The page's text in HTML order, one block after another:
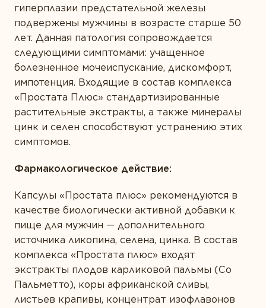
Поддержка здоровья ЖКТ
Правильное пищеварение
Спорт и фитнес
ТИПЫ ПРОДУКТА
Белки и аминокислоты
Витамины
Коэнзим
Минералы
Пробиотики
Растения
Ферменты
гиперплазии предстательной железы
подвержены мужчины в возрасте старше 50
лет. Данная патология сопровождается
следующими симптомами: учащенное
болезненное мочеиспускание, дискомфорт,
импотенция. Входящие в состав комплекса
«Простата Плюс» стандартизированные
растительные экстракты, а также минералы
цинк и селен способствуют устранению этих
симптомов.
Фармакологическое действие:
Капсулы «Простата плюс» рекомендуются в
качестве биологически активной добавки к
пище для мужчин — дополнительного
источника ликопина, селена, цинка. В состав
комплекса «Простата плюс» входят
экстракты плодов карликовой пальмы (Со
Пальметто), коры африканской сливы,
листьев крапивы, концентрат изофлавонов
ПРЕДСТАВЬТЕСЬ *
ВАШ ГОРОД *
E-MAIL *
Вы соглашаетесь сПолитикой
конфиденциальностии даете согласие на
сбор и обработку персональных данных.
ОТПРАВИТЬ ОТЗЫВ